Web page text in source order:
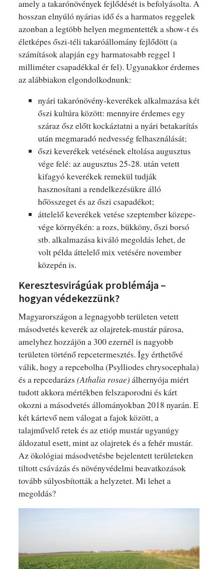
amely a takarónövények fejlődését is befolyásolta. A
hosszan elnyúló nyárias idő és a harmatos reggelek
azonban a legtöbb helyen megmentették a show-t és
életképes őszi-téli takaróállomány fejlődött (a
számítások alapján egy harmatosabb reggel 1
milliméter csapadékkal ér fel). Ugyanakkor érdemes
az alábbiakon elgondolkodnunk:
nyári takarónövény-keverékek alkalmazása két
őszi kultúra között: mennyire érdemes egy
száraz ősz előtt kockáztatni a nyári betakarítás
után megmaradó nedvesség felhasználását;
őszi keverékek vetésének eltolása augusztus
vége felé: az augusztus 25-28. után vetett
kifagyó keverékek remekül tudják
hasznosítani a rendelkezésükre álló
hőösszeget és az őszi csapadékot;
áttelelő keverékek vetése szeptember közepe-
vége környékén: a rozs, bükköny, őszi borsó
stb. alkalmazása kiváló megoldás lehet, de
volt példa áttelelő mix vetésére november
közepén is.
Keresztesvirágúak problémája –
hogyan védekezzünk?
Magyarországon a legnagyobb területen vetett
másodvetés keverék az olajretek-mustár párosa,
amelyhez hozzájön a 300 ezernél is nagyobb
területen történő repcetermesztés. Így érthetővé
válik, hogy a repcebolha (Psylliodes chrysocephala)
és a repcedarázs (Athalia rosae) álhernyója miért
tudott akkora mértékben felszaporodni és kárt
okozni a másodvetés állományokban 2018 nyarán. E
két kártevő nem válogat a fajok között, a
talajművelő retek és az etióp mustár ugyanúgy
áldozatul esett, mint az olajretek és a fehér mustár.
Az ökológiai másodvetésbe bejelentett területeken
tiltott csávázás és növényvédelmi beavatkozások
tovább súlyosbították a helyzetet. Mi lehet a
megoldás?